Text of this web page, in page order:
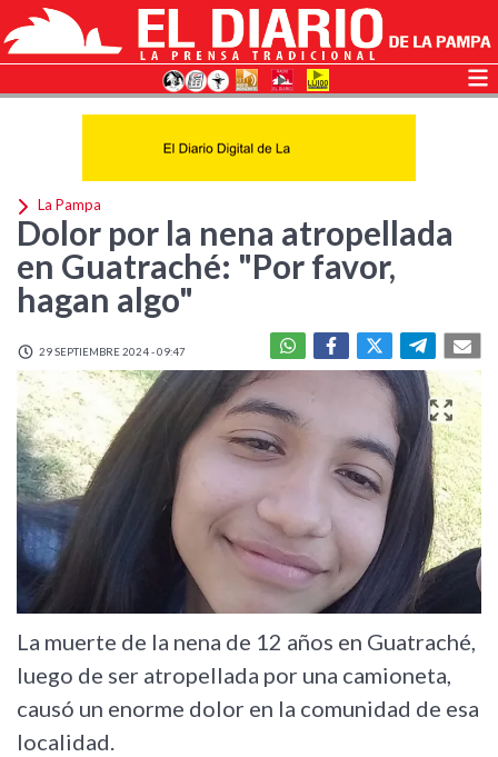
La Pampa
Dolor por la nena atropellada
en Guatraché: "Por favor,
hagan algo"
29 SEPTIEMBRE 2024 - 09:47
La muerte de la nena de 12 años en Guatraché,
luego de ser atropellada por una camioneta,
causó un enorme dolor en la comunidad de esa
localidad.